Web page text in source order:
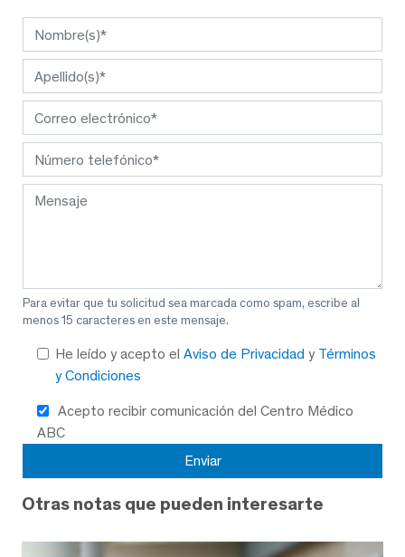
Para evitar que tu solicitud sea marcada como spam, escribe al
menos 15 caracteres en este mensaje.
He leído y acepto el Aviso de Privacidad y Términos
y Condiciones
Acepto recibir comunicación del Centro Médico
ABC
Otras notas que pueden interesarte